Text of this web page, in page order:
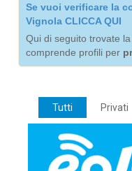
Se vuoi verificare la
Vignola CLICCA QUI
Qui di seguito trovate
comprende profili per
Tutti Privati